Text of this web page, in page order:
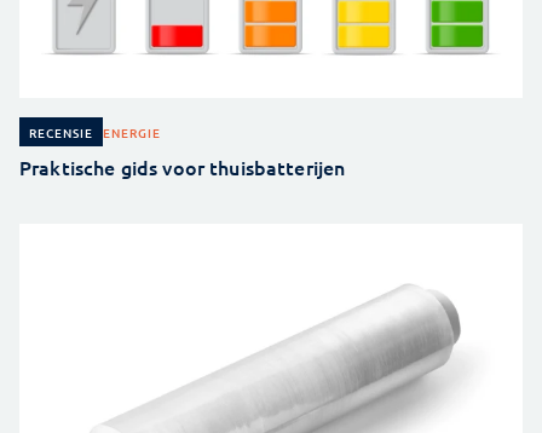
RECENSIE ENERGIE
Praktische gids voor thuisbatterijen